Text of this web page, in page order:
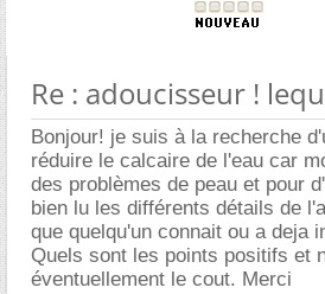
Re : adoucisseur !
Bonjour! je suis à la recherche
réduire le calcaire de l'eau car
des problèmes de peau et pour
bien lu les différents détails de
que quelqu'un connait ou a deja
Quels sont les points positifs et
éventuellement le cout. Merci